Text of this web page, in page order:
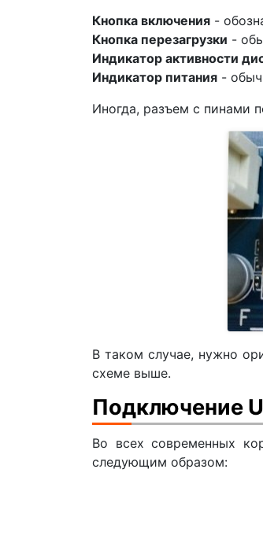
Кнопка включения -
Кнопка перезагрузки -
Индикатор активности
Индикатор питания -
Иногда, разъем с пинами
В таком случае, нужно
схеме выше.
Подключение
Во всех современных
следующим образом: